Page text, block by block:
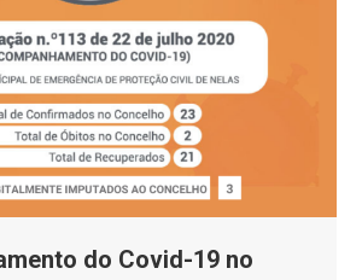
do Covid-19 no